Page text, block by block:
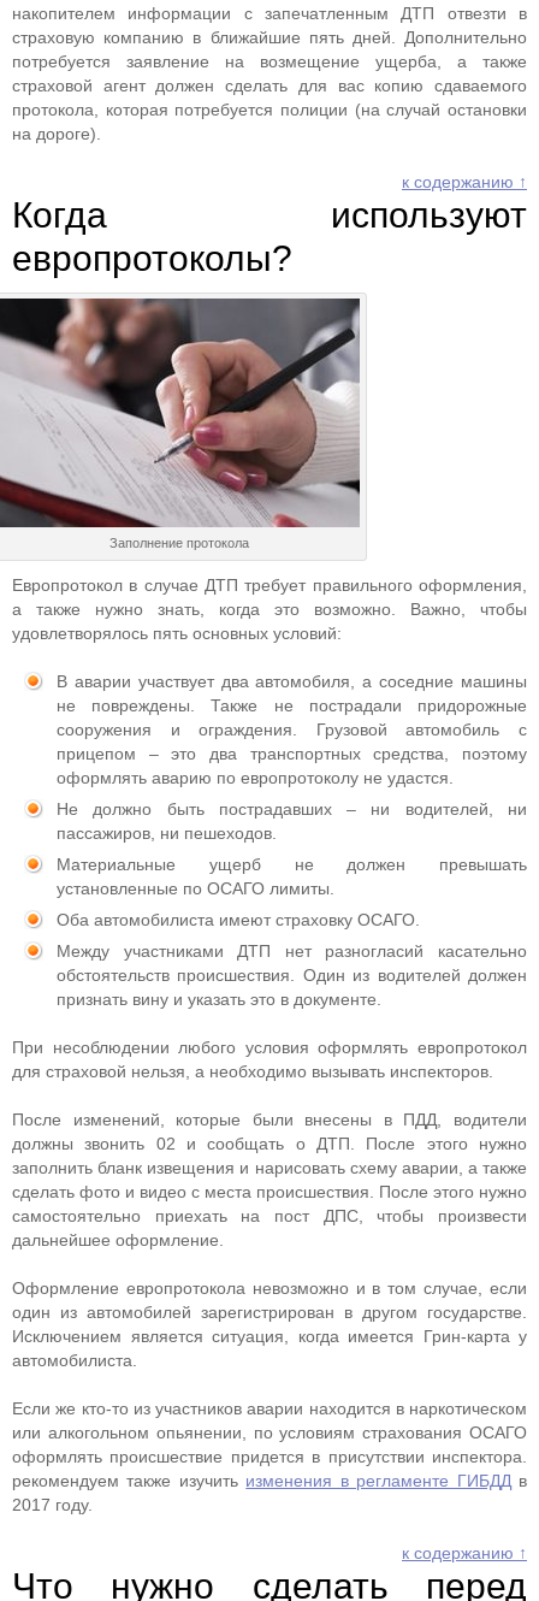
накопителем информации с запечатленным ДТП отвезти в
страховую компанию в ближайшие пять дней. Дополнительно
потребуется заявление на возмещение ущерба, а также
страховой агент должен сделать для вас копию сдаваемого
протокола, которая потребуется полиции (на случай остановки
на дороге).
к содержанию ↑
Когда используют
европротоколы?
Заполнение протокола
Европротокол в случае ДТП требует правильного оформления,
а также нужно знать, когда это возможно. Важно, чтобы
удовлетворялось пять основных условий:
В аварии участвует два автомобиля, а соседние машины
не повреждены. Также не пострадали придорожные
сооружения и ограждения. Грузовой автомобиль с
прицепом – это два транспортных средства, поэтому
оформлять аварию по европротоколу не удастся.
Не должно быть пострадавших – ни водителей, ни
пассажиров, ни пешеходов.
Материальные ущерб не должен превышать
установленные по ОСАГО лимиты.
Оба автомобилиста имеют страховку ОСАГО.
Между участниками ДТП нет разногласий касательно
обстоятельств происшествия. Один из водителей должен
признать вину и указать это в документе.
При несоблюдении любого условия оформлять европротокол
для страховой нельзя, а необходимо вызывать инспекторов.
После изменений, которые были внесены в ПДД, водители
должны звонить 02 и сообщать о ДТП. После этого нужно
заполнить бланк извещения и нарисовать схему аварии, а также
сделать фото и видео с места происшествия. После этого нужно
самостоятельно приехать на пост ДПС, чтобы произвести
дальнейшее оформление.
Оформление европротокола невозможно и в том случае, если
один из автомобилей зарегистрирован в другом государстве.
Исключением является ситуация, когда имеется Грин-карта у
автомобилиста.
Если же кто-то из участников аварии находится в наркотическом
или алкогольном опьянении, по условиям страхования ОСАГО
оформлять происшествие придется в присутствии инспектора.
рекомендуем также изучить изменения в регламенте ГИБДД в
2017 году.
к содержанию ↑
Что нужно сделать перед